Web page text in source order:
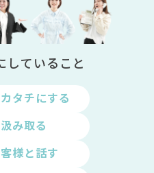
していること
タチにする
み取る
様と話す